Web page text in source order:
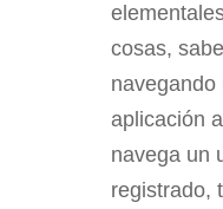
cosas,
navegando
aplicación
navega un
registrado,